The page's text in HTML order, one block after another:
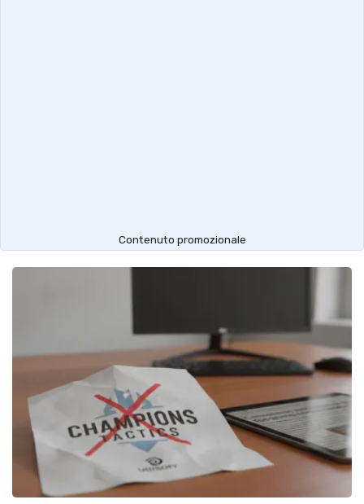
Contenuto promozionale